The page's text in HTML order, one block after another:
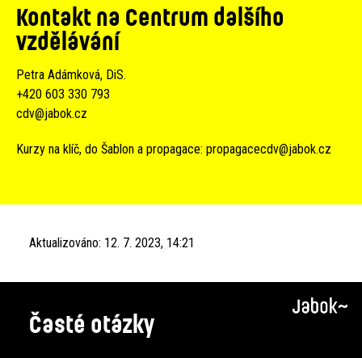
Kontakt na Centrum dalšího
vzdělávání
Petra Adámková, DiS.
+420 603 330 793
cdv@jabok.cz
Kurzy na klíč, do Šablon a propagace: propagacecdv@jabok.cz
Aktualizováno: 12. 7. 2023, 14:21
Časté otázky